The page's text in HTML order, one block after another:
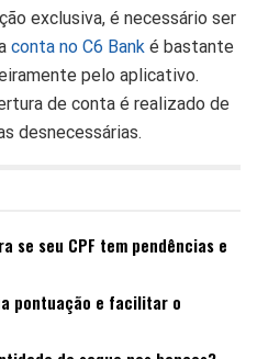
exclusiva, é necessário ser
conta no C6 Bank é bastante
pelo aplicativo.
de conta é realizado de
desnecessárias.
se seu CPF tem pendências e
pontuação e facilitar o